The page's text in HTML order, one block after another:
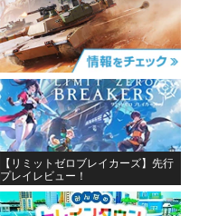
【リミットゼロブレイカーズ】先行
プレイレビュー！